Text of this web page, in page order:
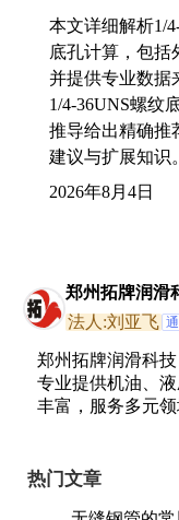
本文详细解析1/
底孔计算，包括
并提供专业数据
1/4-36UNS螺纹
推导给出精确推
建议与扩展知识。
2026年8月4日
郑州拓牌润滑
法人:刘亚飞
郑州拓牌润滑科技
专业提供机油、
丰富，服务多元领
热门文章